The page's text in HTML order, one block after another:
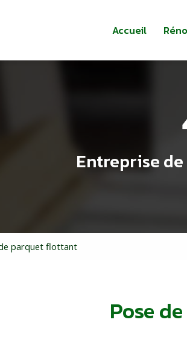
Accueil
Entreprise
parquet flottant
Pose